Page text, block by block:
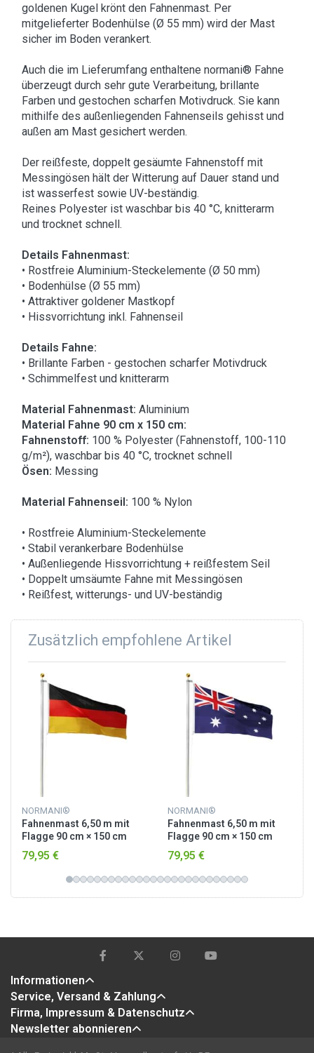
goldenen Kugel krönt den Fahnenmast. Per
mitgelieferter Bodenhülse (Ø 55 mm) wird der Mast
sicher im Boden verankert.
Auch die im Lieferumfang enthaltene normani® Fahne
überzeugt durch sehr gute Verarbeitung, brillante
Farben und gestochen scharfen Motivdruck. Sie kann
mithilfe des außenliegenden Fahnenseils gehisst und
außen am Mast gesichert werden.
Der reißfeste, doppelt gesäumte Fahnenstoff mit
Messingösen hält der Witterung auf Dauer stand und
ist wasserfest sowie UV-beständig.
Reines Polyester ist waschbar bis 40 °C, knitterarm
und trocknet schnell.
Details Fahnenmast:
• Rostfreie Aluminium-Steckelemente (Ø 50 mm)
• Bodenhülse (Ø 55 mm)
• Attraktiver goldener Mastkopf
• Hissvorrichtung inkl. Fahnenseil
Details Fahne:
• Brillante Farben - gestochen scharfer Motivdruck
• Schimmelfest und knitterarm
Material Fahnenmast: Aluminium
Material Fahne 90 cm x 150 cm:
Fahnenstoff: 100 % Polyester (Fahnenstoff, 100-110
g/m²), waschbar bis 40 °C, trocknet schnell
Ösen: Messing
Material Fahnenseil: 100 % Nylon
• Rostfreie Aluminium-Steckelemente
• Stabil verankerbare Bodenhülse
• Außenliegende Hissvorrichtung + reißfestem Seil
• Doppelt umsäumte Fahne mit Messingösen
• Reißfest, witterungs- und UV-beständig
Zusätzlich empfohlene Artikel
NORMANI®
Fahnenmast 6,50 m mit
Flagge 90 cm × 150 cm
Deutschland
79,95 €
NORMANI®
Fahnenmast 6,50 m mit
Flagge 90 cm × 150 cm
Australien
79,95 €
Informationen
Service, Versand & Zahlung
Firma, Impressum & Datenschutz
Newsletter abonnieren